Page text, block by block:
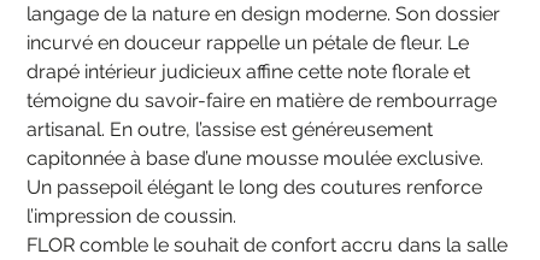
langage de la nature en design moderne. Son dossier
incurvé en douceur rappelle un pétale de fleur. Le
drapé intérieur judicieux affine cette note florale et
témoigne du savoir-faire en matière de rembourrage
artisanal. En outre, l’assise est généreusement
capitonnée à base d’une mousse moulée exclusive.
Un passepoil élégant le long des coutures renforce
l’impression de coussin.
FLOR comble le souhait de confort accru dans la salle